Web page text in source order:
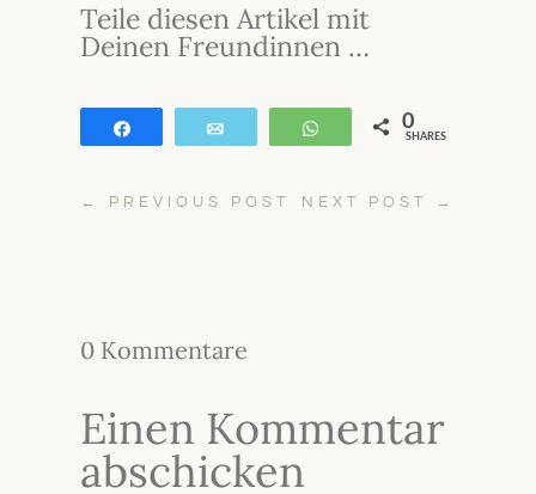
Teile diesen Artikel mit
Deinen Freundinnen …
WhatsApp
0
SHARES
← PREVIOUS POST NEXT POST →
0 Kommentare
Einen Kommentar
abschicken